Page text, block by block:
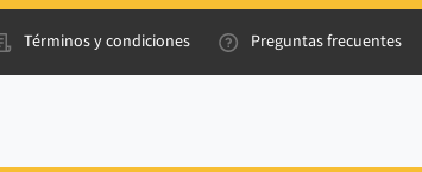
Términos y condiciones Preguntas frecuentes